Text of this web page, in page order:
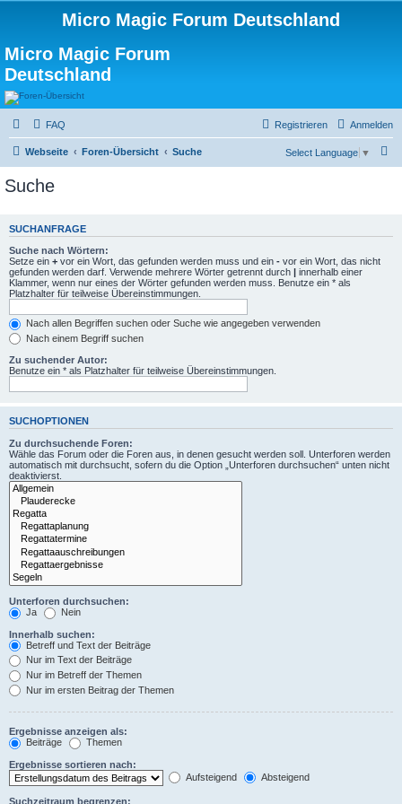
Micro Magic Forum Deutschland
Micro Magic Forum
Deutschland
FAQ Anmelden
Registrieren
Webseite Foren-Übersicht Suche
e
Select Language ▼
Suche
SUCHANFRAGE
Suche nach Wörtern:
Setze ein + vor ein Wort, das gefunden werden muss und ein - vor ein Wort, das nicht
gefunden werden darf. Verwende mehrere Wörter getrennt durch | innerhalb einer
Klammer, wenn nur eines der Wörter gefunden werden muss. Benutze ein * als
Platzhalter für teilweise Übereinstimmungen.
Nach allen Begriffen suchen oder Suche wie angegeben verwenden
Nach einem Begriff suchen
Zu suchender Autor:
Benutze ein * als Platzhalter für teilweise Übereinstimmungen.
SUCHOPTIONEN
Zu durchsuchende Foren:
Wähle das Forum oder die Foren aus, in denen gesucht werden soll. Unterforen werden
automatisch mit durchsucht, sofern du die Option „Unterforen durchsuchen“ unten nicht
deaktivierst.
Unterforen durchsuchen:
Ja
Nein
Innerhalb suchen:
Betreff und Text der Beiträge
Nur im Text der Beiträge
Nur im Betreff der Themen
Nur im ersten Beitrag der Themen
Ergebnisse anzeigen als:
Beiträge
Themen
Ergebnisse sortieren nach:
Aufsteigend
Absteigend
Suchzeitraum begrenzen: